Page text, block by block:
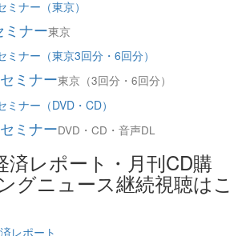
ナー東京
ミナー東京（3回分・6回分）
ミナーDVD・CD・音声DL
済レポート・月刊CD購
グニュース継続視聴はこ